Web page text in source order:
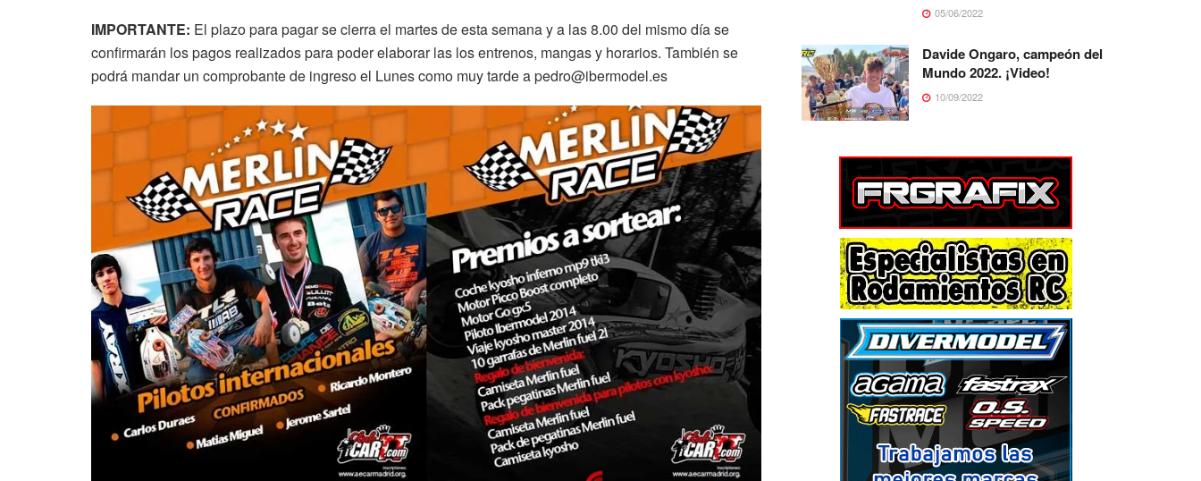
IMPORTANTE: El plazo para pagar se cierra el martes de esta semana y a las 8.00 del mismo día se
confirmarán los pagos realizados para poder elaborar las los entrenos, mangas y horarios. También se
podrá mandar un comprobante de ingreso el Lunes como muy tarde a pedro@ibermodel.es
05/06/2022
Davide Ongaro, campeón del
Mundo 2022. ¡Video!
10/09/2022